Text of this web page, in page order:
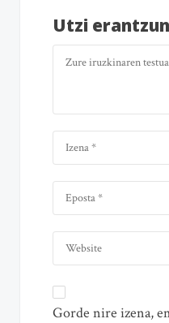
Utzi
Gorde nire izena,